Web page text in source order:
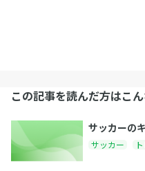
この記事を読んだ方はこ
サッカーの
サッカー